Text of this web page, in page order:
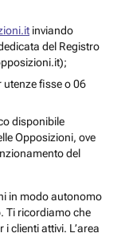
inviando
del Registro
utenze fisse o 06
disponibile
Opposizioni, ove
del
in modo autonomo
Ti ricordiamo che
clienti attivi. L’area